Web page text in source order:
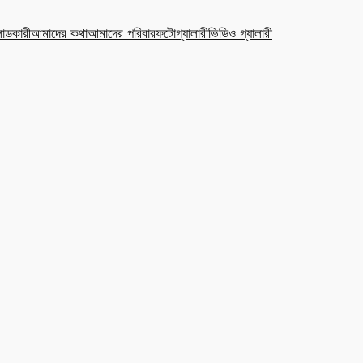
আমাদের কথাআমাদের পরিবারফটোগ্যালারীভিডিও গ্যালারী